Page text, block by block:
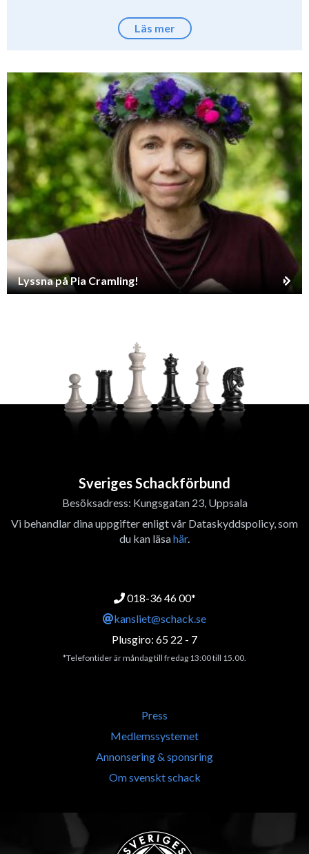
Läs mer
Lyssna på Pia Cramling!
Sveriges Schackförbund
Besöksadress: Kungsgatan 23, Uppsala
Vi behandlar dina uppgifter enligt vår Dataskyddspolicy, som
du kan läsahär.
018-36 46 00*
kansliet@schack.se
Plusgiro: 65 22 - 7
*Telefontider är måndag till fredag 13:00 till 15.00.
Press
Medlemssystemet
Annonsering & sponsring
Om svenskt schack